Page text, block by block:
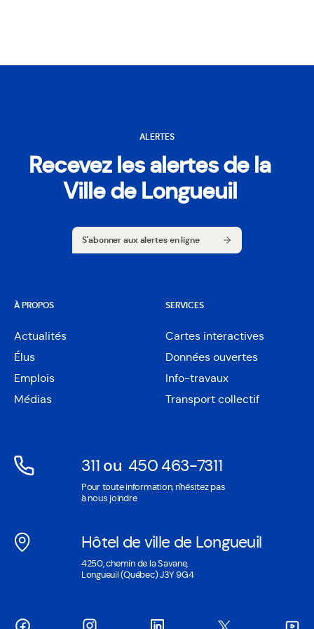
ALERTES
Recevez les alertes de la
Ville de Longueuil
S'abonner aux alertes en ligne
À PROPOS
Actualités
Élus
Emplois
Médias
SERVICES
Cartes interactives
Ouvre
dans
une
nouvelle
Données ouvertes
Ouvre
dans
une
Info-travaux
Transport collectif
311Ouvre
dans
fenêtre
ou 450 463-7311
Ouvre
dans
fenêtre
Pour toute information, n'hésitez pas
à nous joindre
Hôtel de ville de Longueuil
Ouvre
dans
4250, chemin de la Savane,
Longueuil (Québec) J3Y 9G4